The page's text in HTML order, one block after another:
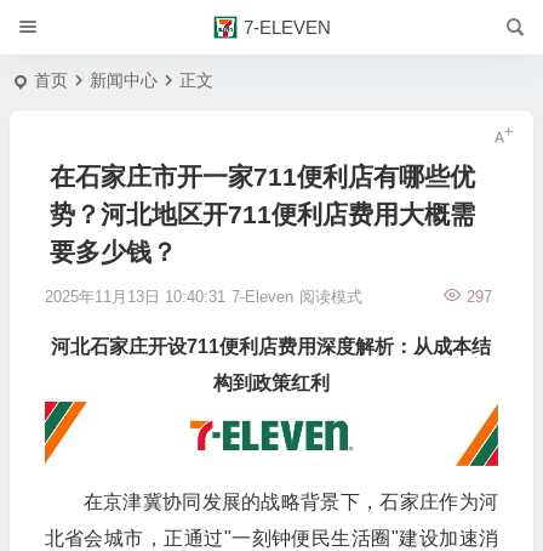
7-ELEVEN
首页 新闻中心 正文
在石家庄市开一家711便利店有哪些优
势？河北地区开711便利店费用大概需
要多少钱？
2025年11月13日 10:40:31 7-Eleven 297
阅读模式
河北石家庄开设711便利店费用深度解析：从成本结
构到政策红利
在京津冀协同发展的战略背景下，石家庄作为河
北省会城市，正通过"一刻钟便民生活圈"建设加速消